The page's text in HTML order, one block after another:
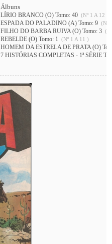
Álbuns
LÍRIO BRANCO (O) Tomo: 40 (Nº 1 A 12 )
ESPADA DO PALADINO (A) Tomo: 9 (Nº
FILHO DO BARBA RUIVA (O) Tomo: 3
REBELDE (O) Tomo: 1 (Nº 1 A 11 )
HOMEM DA ESTRELA DE PRATA (O)
7 HISTÓRIAS COMPLETAS - 1ª SÉRIE